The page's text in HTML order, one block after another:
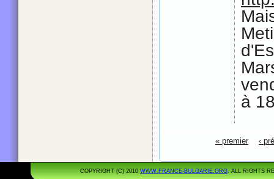
à
« premier ‹
COPYRIGHT (C) 2010 WWW.FRANCE-BULGARIE.ORG . ALL RIGHTS